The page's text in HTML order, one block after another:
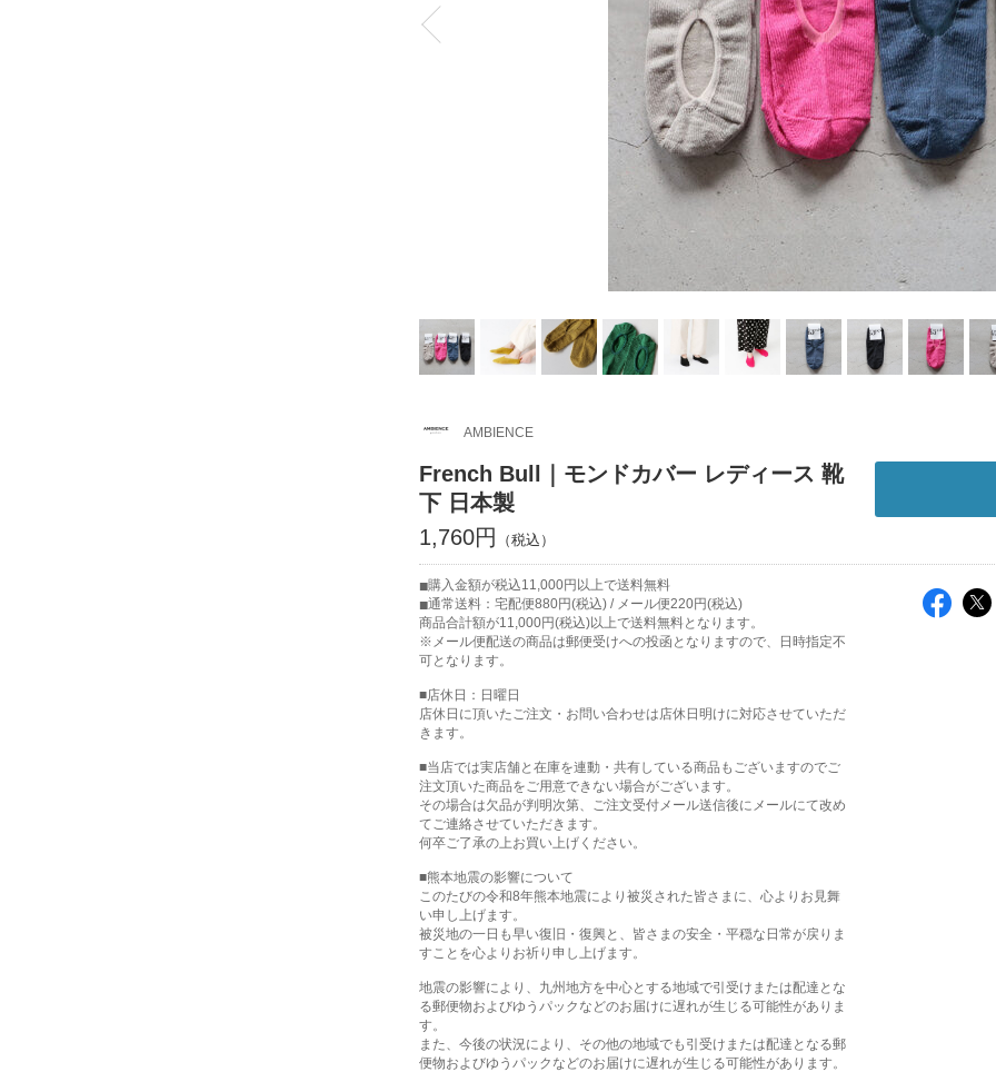
AMBIENCE
French Bull｜モンドカバー レディース 靴
下 日本製
1,760円
購入金額が税込11,000円以上で送料無料
通常送料：宅配便880円(税込) / メール便220円(税込)
商品合計額が11,000円(税込)以上で送料無料となります。
※メール便配送の商品は郵便受けへの投函となりますので、日時指定不
可となります。
■店休日：日曜日
店休日に頂いたご注文・お問い合わせは店休日明けに対応させていただ
きます。
■当店では実店舗と在庫を連動・共有している商品もございますのでご
注文頂いた商品をご用意できない場合がございます。
その場合は欠品が判明次第、ご注文受付メール送信後にメールにて改め
てご連絡させていただきます。
何卒ご了承の上お買い上げください。
■熊本地震の影響について
このたびの令和8年熊本地震により被災された皆さまに、心よりお見舞
い申し上げます。
被災地の一日も早い復旧・復興と、皆さまの安全・平穏な日常が戻りま
すことを心よりお祈り申し上げます。
地震の影響により、九州地方を中心とする地域で引受けまたは配達とな
る郵便物およびゆうパックなどのお届けに遅れが生じる可能性がありま
す。
また、今後の状況により、その他の地域でも引受けまたは配達となる郵
便物およびゆうパックなどのお届けに遅れが生じる可能性があります。